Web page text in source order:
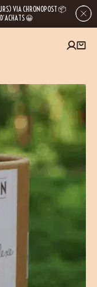
VIA CHRONOPOST 📦
😀
riches en
Bien sûr, se